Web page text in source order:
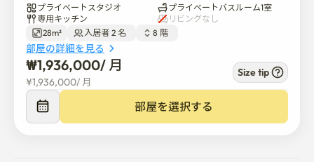
プライベートスタジオ
プライベートバスルーム1室
専用キッチン
リビングなし
28m²
入居者 2 名 8 階
部屋の詳細を見る
₩1,936,000/ 月
¥1,936,000/ 月
Size tip
部屋を選択する